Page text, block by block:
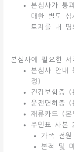
본심사가 통
대한 별도 심
토지를 내
본심사에 필요한
본심사 안내
정)
건강보험증
운전면허증 (
재류카드 (본
주민표 사본
가족 전
본적 및